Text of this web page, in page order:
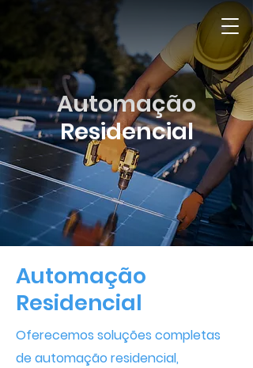
Automação
Residencial
Automação
Residencial
Oferecemos soluções completas
de automação residencial,